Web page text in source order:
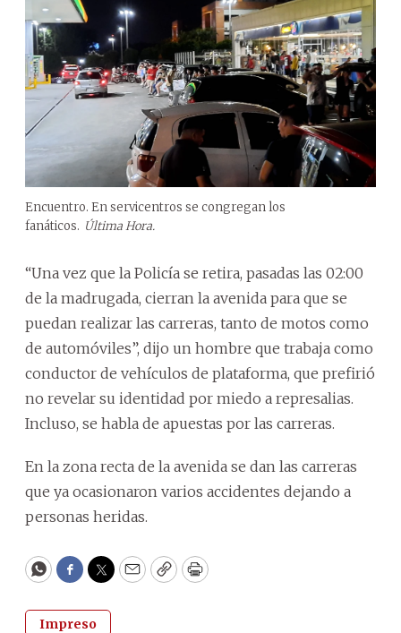
Encuentro. En servicentros se congregan los
fanáticos. Última Hora.
“Una vez que la Policía se retira, pasadas las 02:00
de la madrugada, cierran la avenida para que se
puedan realizar las carreras, tanto de motos como
de automóviles”, dijo un hombre que trabaja como
conductor de vehículos de plataforma, que prefirió
no revelar su identidad por miedo a represalias.
Incluso, se habla de apuestas por las carreras.
En la zona recta de la avenida se dan las carreras
que ya ocasionaron varios accidentes dejando a
personas heridas.
WhatsApp
Facebook
Twitter
EmailCopyPrint
Impreso